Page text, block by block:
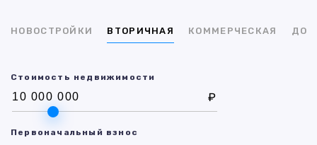
НОВОСТРОЙКИ ВТОРИЧНАЯ КОММЕРЧЕСКАЯ ДОМ
Стоимость недвижимости
₽
Первоначальный взнос